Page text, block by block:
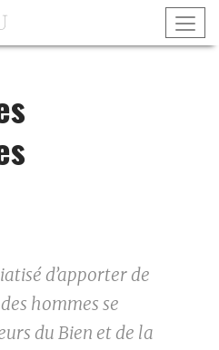
d’apporter de
hommes se
du Bien et de la